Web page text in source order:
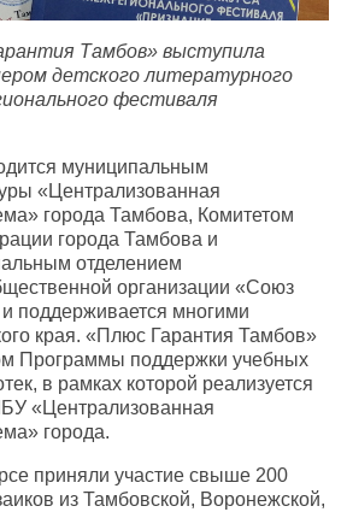
Тамбов» выступила
детского литературного
фестиваля
муниципальным
«Централизованная
города Тамбова, Комитетом
города Тамбова и
отделением
организации «Союз
поддерживается многими
края. «Плюс Гарантия Тамбов»
Программы поддержки учебных
в рамках которой реализуется
«Централизованная
города.
приняли участие свыше 200
из Тамбовской, Воронежской,